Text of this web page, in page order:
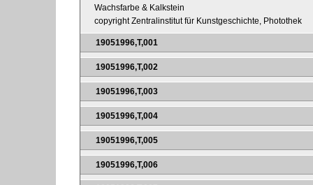
Wachsfarbe & Kalkstein
copyright Zentralinstitut für Kunstgeschichte, Photothek
19051996,T,001
19051996,T,002
19051996,T,003
19051996,T,004
19051996,T,005
19051996,T,006